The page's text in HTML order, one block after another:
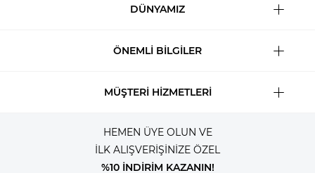
DÜNYAMIZ
ÖNEMLİ BİLGİLER
MÜŞTERİ HİZMETLERİ
HEMEN ÜYE OLUN VE
İLK ALIŞVERİŞİNİZE ÖZEL
%10 İNDİRİM KAZANIN!